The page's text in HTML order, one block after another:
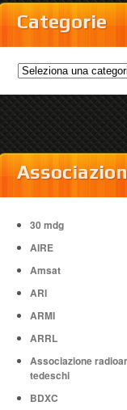
Categorie
Categorie
30 mdg
AIRE
Amsat
ARI
ARMI
ARRL
Associazione
tedeschi
BDXC